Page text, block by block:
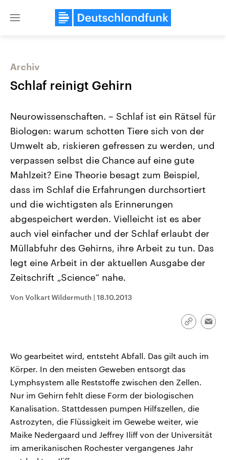
Close
USA
Aktuelle Beiträge, Analysen und
Hintergründe
Wirtschaftlich und militärisch
gehören die Vereinigten Staaten zu
den mächtigsten Ländern der Erde,
mit großem Einfluss auf das
aktuelle Weltgeschehen.
Nahostkonflikt
Aktuelle Lage und
Der Überfall der
Oktober 2023 auf Israel
Region wieder die Gewalt
Israel möchte die Hamas
Diese wird wie die
Audio-Archiv
Archiv
Schlaf reinigt Gehirn
Neurowissenschaften. – Schlaf ist ein Rätsel für
Biologen: warum schotten Tiere sich von der
Umwelt ab, riskieren gefressen zu werden, und
verpassen selbst die Chance auf eine gute
Mahlzeit? Eine Theorie besagt zum Beispiel,
dass im Schlaf die Erfahrungen durchsortiert
und die wichtigsten als Erinnerungen
abgespeichert werden. Vielleicht ist es aber
auch viel einfacher und der Schlaf erlaubt der
Müllabfuhr des Gehirns, ihre Arbeit zu tun. Das
legt eine Arbeit in der aktuellen Ausgabe der
Zeitschrift „Science“ nahe.
Von Volkart Wildermuth | 18.10.2013
Link
Wo gearbeitet wird, entsteht Abfall. Das gilt auch im
Körper. In den meisten Geweben entsorgt das
Lymphsystem alle Reststoffe zwischen den Zellen.
Nur im Gehirn fehlt diese Form der biologischen
Kanalisation. Stattdessen pumpen Hilfszellen, die
Astrozyten, die Flüssigkeit im Gewebe weiter, wie
Maike Nedergaard und Jeffrey Iliff von der Universität
im amerikanischen Rochester vergangenes Jahr